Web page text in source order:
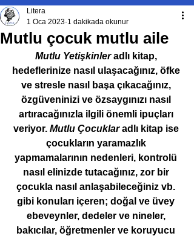
Mutlu çocuk mutlu aile
Litera
1 Oca 2023 1 dakikada okunur
Mutlu Yetişkinler adlı kitap,
hedeflerinize nasıl ulaşacağınız, öfke
ve stresle nasıl başa çıkacağınız,
özgüveninizi ve özsaygınızı nasıl
artıracağınızla ilgili önemli ipuçları
veriyor. Mutlu Çocuklar adlı kitap ise
çocukların yaramazlık
yapmamalarının nedenleri, kontrolü
nasıl elinizde tutacağınız, zor bir
çocukla nasıl anlaşabileceğiniz vb.
gibi konuları içeren; doğal ve üvey
ebeveynler, dedeler ve nineler,
bakıcılar, öğretmenler ve koruyucu